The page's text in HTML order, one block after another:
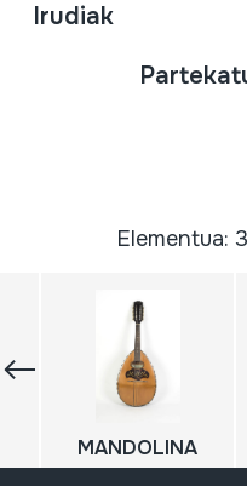
Irudiak
Elementua:
MANDOLINA